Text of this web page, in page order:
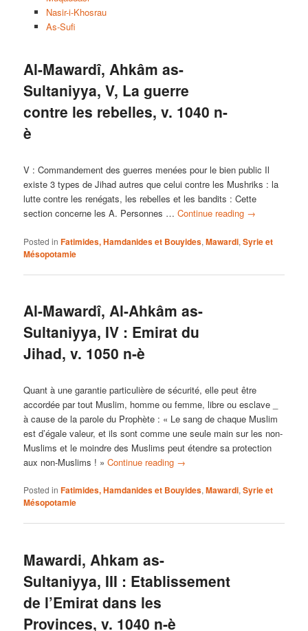
Nasir-i-Khosrau
As-Sufi
Al-Mawardî, Ahkâm as-
Sultaniyya, V, La guerre
contre les rebelles, v. 1040 n-
è
V : Commandement des guerres menées pour le bien public Il
existe 3 types de Jihad autres que celui contre les Mushriks : la
lutte contre les renégats, les rebelles et les bandits : Cette
section concerne les A. Personnes …Continue reading →
Posted in Fatimides, Hamdanides et Bouyides,Mawardi,Syrie et
Mésopotamie
Al-Mawardî, Al-Ahkâm as-
Sultaniyya, IV : Emirat du
Jihad, v. 1050 n-è
Quant à une garantie particulière de sécurité, elle peut être
accordée par tout Muslim, homme ou femme, libre ou esclave _
à cause de la parole du Prophète : « Le sang de chaque Muslim
est d’égale valeur, et ils sont comme une seule main sur les non-
Muslims et le moindre des Muslims peut étendre sa protection
aux non-Muslims ! »Continue reading →
Posted in Fatimides, Hamdanides et Bouyides,Mawardi,Syrie et
Mésopotamie
Mawardi, Ahkam as-
Sultaniyya, III : Etablissement
de l’Emirat dans les
Provinces, v. 1040 n-è